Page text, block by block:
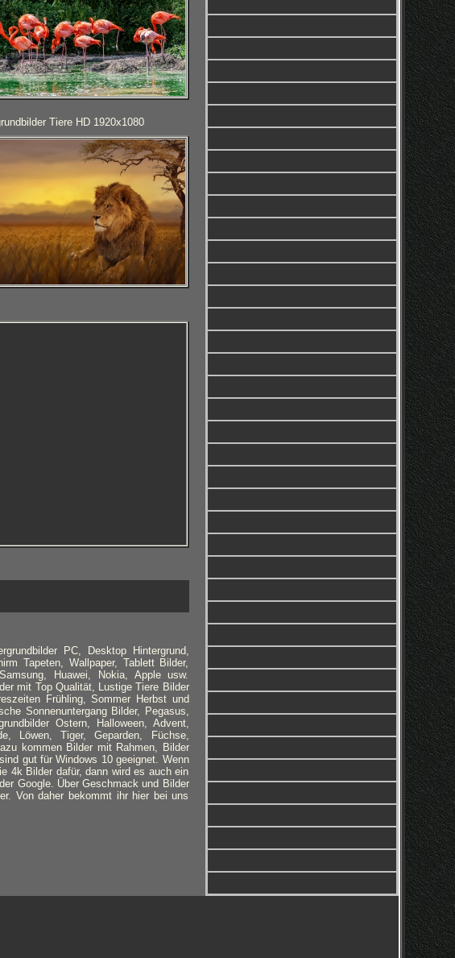
Tiere HD 1920x1080
PC, Desktop Hintergrund,
Tapeten, Wallpaper, Tablett Bilder,
Huawei, Nokia, Apple usw.
mit Top Qualität, Lustige Tiere Bilder
Frühling, Sommer Herbst und
Sonnenuntergang Bilder, Pegasus,
Ostern, Halloween, Advent,
Löwen, Tiger, Geparden, Füchse,
kommen Bilder mit Rahmen, Bilder
gut für Windows 10 geeignet. Wenn
4k Bilder dafür, dann wird es auch ein
Google. Über Geschmack und Bilder
Von daher bekommt ihr hier bei uns